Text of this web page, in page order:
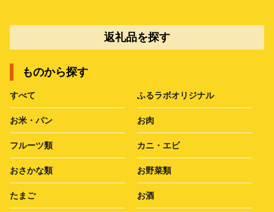
返礼品を探す
ものから探す
すべて ふるラボオリジナル
お米・パン お肉
フルーツ類 カニ・エビ
おさかな類 お野菜類
たまご お酒